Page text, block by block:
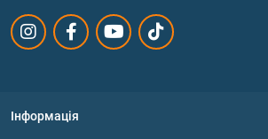
Інформація